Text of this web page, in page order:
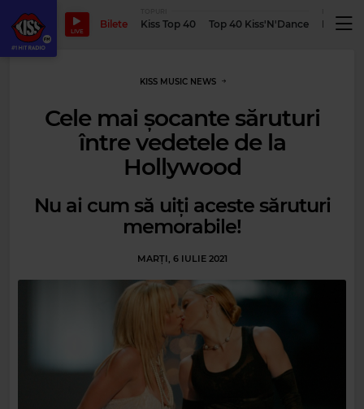
LIVE
Bilete Kiss Top 40 Top 40 Kiss'N'Dance
KISS MUSIC NEWS
Cele mai șocante săruturi
între vedetele de la
Hollywood
Nu ai cum să uiți aceste săruturi
memorabile!
MARȚI, 6 IULIE 2021